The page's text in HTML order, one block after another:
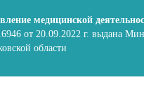
медицинской
от 20.09.2022 г. выдана
области